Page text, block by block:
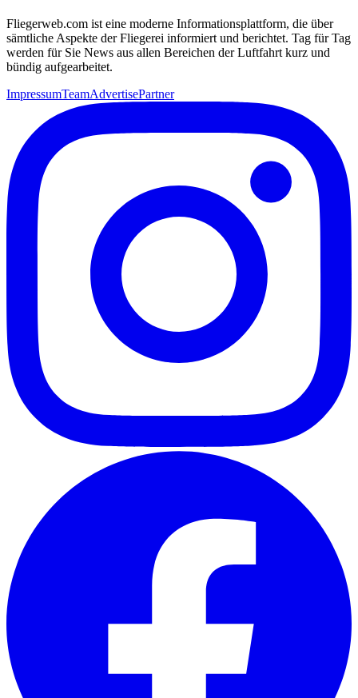
Fliegerweb.com ist eine moderne Informationsplattform, die über
sämtliche Aspekte der Fliegerei informiert und berichtet. Tag für Tag
werden für Sie News aus allen Bereichen der Luftfahrt kurz und
bündig aufgearbeitet.
ImpressumTeamAdvertisePartner